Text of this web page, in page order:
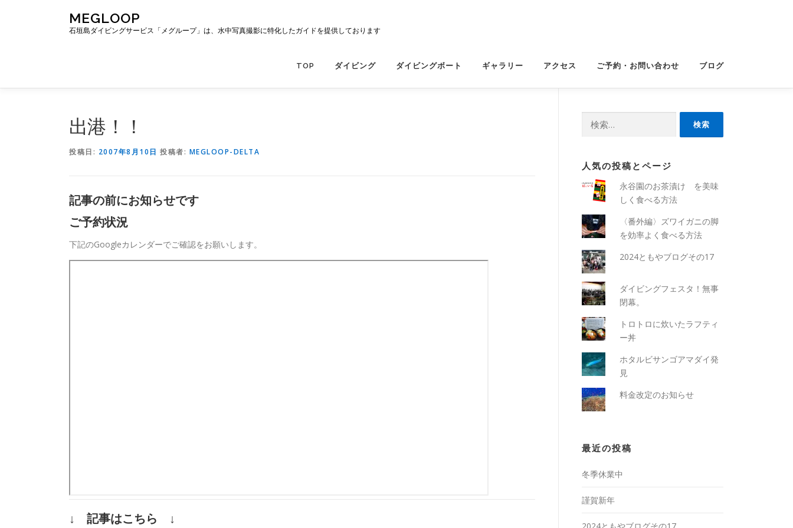
ス
MEGLOOP
石垣島ダイビングサービス「メグループ」は、水中写真撮影に特化したガイドを提供しております
TOP ダイビング ダイビングボート ギャラリー アクセス ご予約・お問い合わせ ブログ
出港！！
投稿日: 2007年8月10日 投稿者: MEGLOOP-DELTA
記事の前にお知らせです
ご予約状況
下記のGoogleカレンダーでご確認をお願いします。
↓ 記事はこちら ↓
人気の投稿とページ
永谷園のお茶漬け を美味
しく食べる方法
〈番外編〉ズワイガニの脚
を効率よく食べる方法
2024ともやブログその17
ダイビングフェスタ！無事
閉幕。
トロトロに炊いたラフティ
ー丼
ホタルビサンゴアマダイ発
見
料金改定のお知らせ
最近の投稿
冬季休業中
謹賀新年